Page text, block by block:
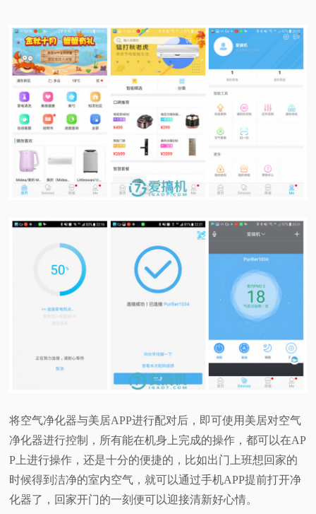
将空气净化器与美居APP进行配对后，即可使用美居对空气
净化器进行控制，所有能在机身上完成的操作，都可以在AP
P上进行操作，还是十分的便捷的，比如出门上班想回家的
时候得到洁净的室内空气，就可以通过手机APP提前打开净
化器了，回家开门的一刻便可以迎接清新好心情。